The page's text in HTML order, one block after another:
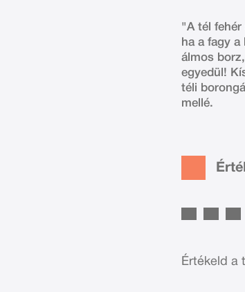
"A tél
ha a fagy
álmos
egyedül!
téli
mellé.
Értékeld a